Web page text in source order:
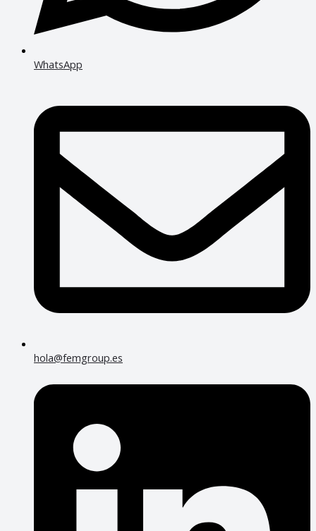
WhatsApp
hola@femgroup.es